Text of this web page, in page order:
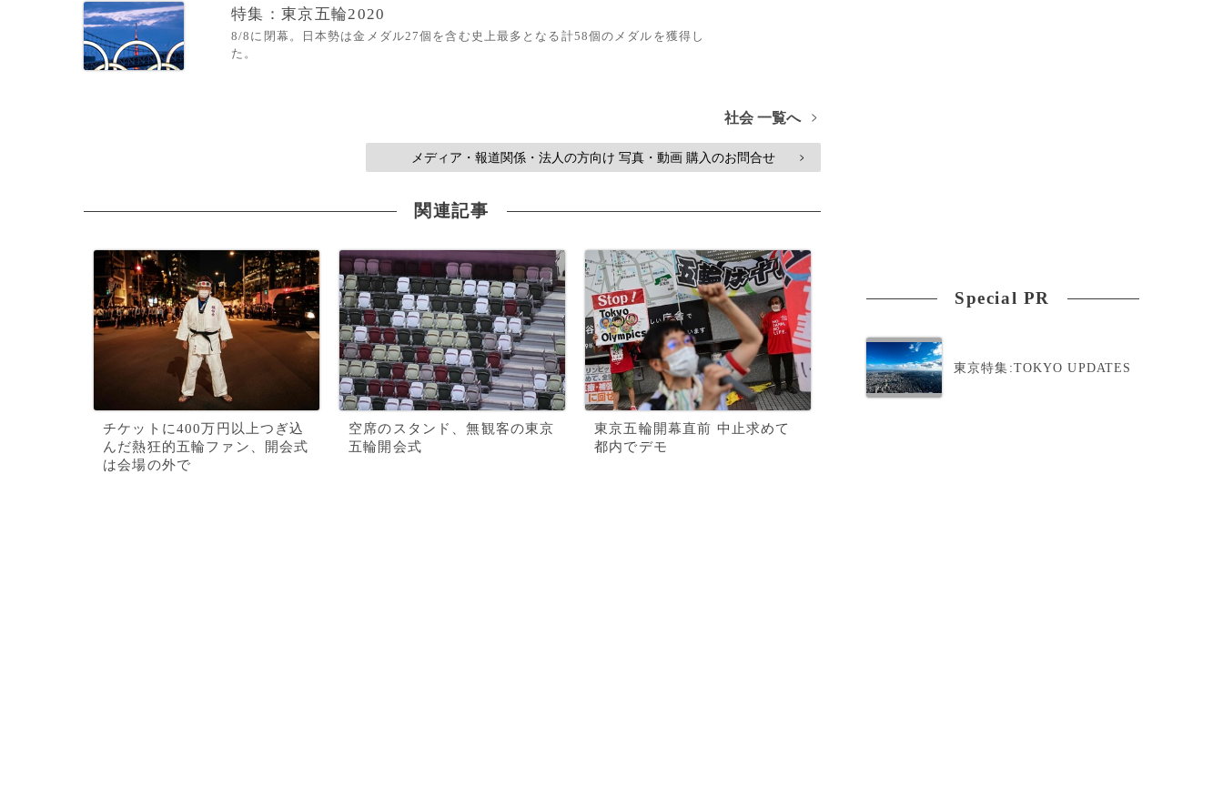
特集：東京五輪2020
8/8に閉幕。日本勢は金メダル27個を含む史上最多となる計58個のメダルを獲得し
た。
社会 一覧へ >
メディア・報道関係・法人の方向け 写真・動画 購入のお問合せ >
関連記事
チケットに400万円以上つぎ込
んだ熱狂的五輪ファン、開会式
は会場の外で
空席のスタンド、無観客の東京
五輪開会式
東京五輪開幕直前 中止求めて
都内でデモ
Special PR
東京特集:TOKYO UPDATES